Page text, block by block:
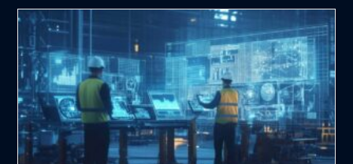
Pannes
Les
Plus
Courantes
Avec
Les
Boutons
Volume
Et
Power